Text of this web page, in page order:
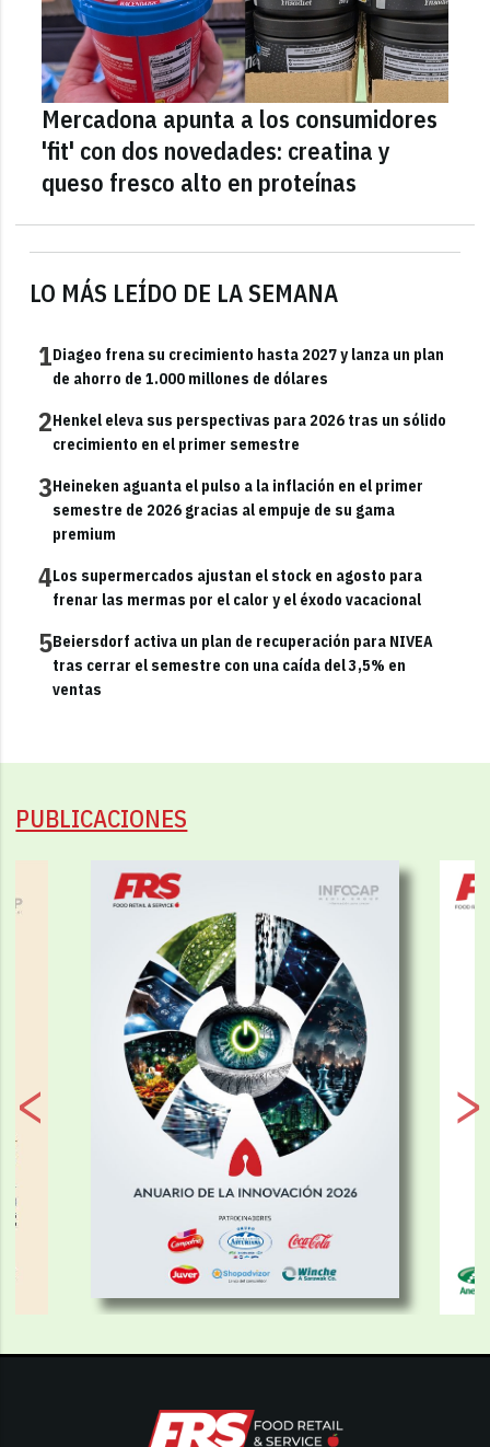
LO MÁS LEÍDO DE LA SEMANA
1Diageo frena su crecimiento hasta 2027 y lanza un plan
de ahorro de 1.000 millones de dólares
2Henkel eleva sus perspectivas para 2026 tras un sólido
crecimiento en el primer semestre
3Heineken aguanta el pulso a la inflación en el primer
semestre de 2026 gracias al empuje de su gama
premium
4Los supermercados ajustan el stock en agosto para
frenar las mermas por el calor y el éxodo vacacional
5Beiersdorf activa un plan de recuperación para NIVEA
tras cerrar el semestre con una caída del 3,5% en
ventas
Mercadona apunta a los consumidores
'fit' con dos novedades: creatina y
queso fresco alto en proteínas
PUBLICACIONES